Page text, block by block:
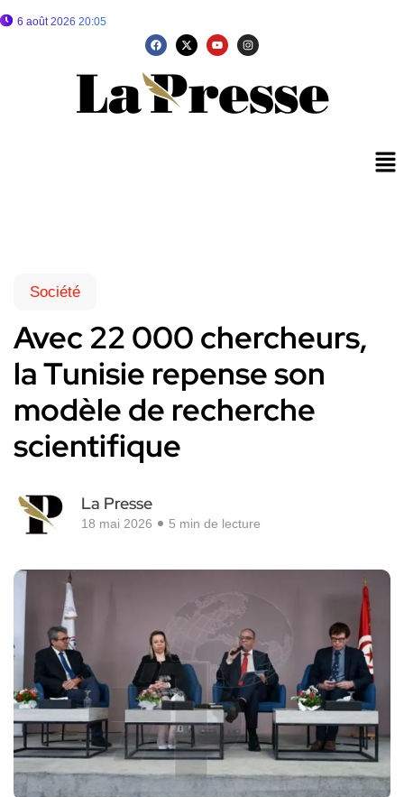
6 août 2026 20:05
Société
Avec 22 000 chercheurs,
la Tunisie repense son
modèle de recherche
scientifique
La Presse
18 mai 2026 5 min de lecture